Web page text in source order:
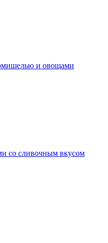
и овощами
со сливочным вкусом